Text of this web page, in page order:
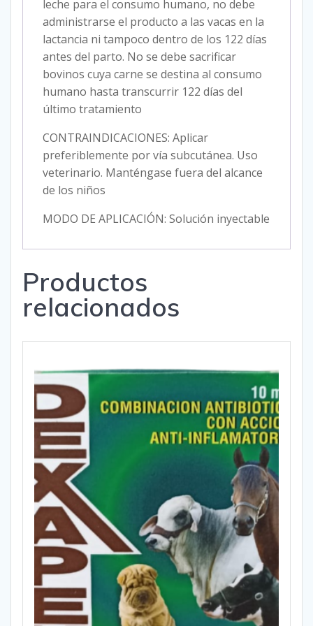
leche para el consumo humano, no debe
administrarse el producto a las vacas en la
lactancia ni tampoco dentro de los 122 días
antes del parto. No se debe sacrificar
bovinos cuya carne se destina al consumo
humano hasta transcurrir 122 días del
último tratamiento
CONTRAINDICACIONES: Aplicar
preferiblemente por vía subcutánea. Uso
veterinario. Manténgase fuera del alcance
de los niños
MODO DE APLICACIÓN: Solución inyectable
Productos
relacionados